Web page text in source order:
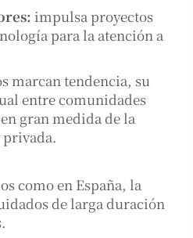
impulsa proyectos
para la atención a
marcan tendencia, su
entre comunidades
gran medida de la
como en España, la
de larga duración